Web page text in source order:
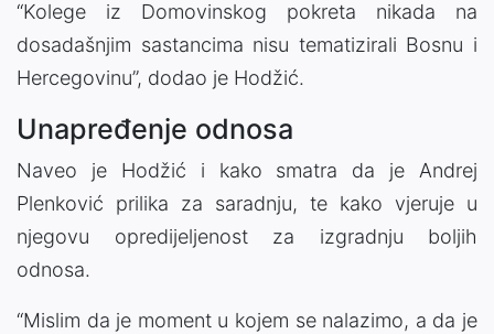
“Kolege iz Domovinskog pokreta nikada na
dosadašnjim sastancima nisu tematizirali Bosnu i
Hercegovinu”, dodao je Hodžić.
Unapređenje odnosa
Naveo je Hodžić i kako smatra da je Andrej
Plenković prilika za saradnju, te kako vjeruje u
njegovu opredijeljenost za izgradnju boljih
odnosa.
“Mislim da je moment u kojem se nalazimo, a da je